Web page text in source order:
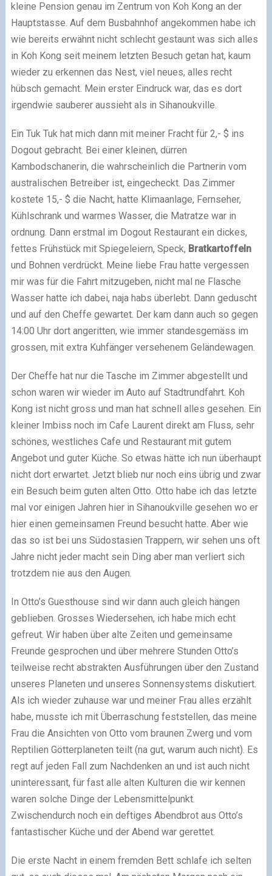
kleine Pension genau im Zentrum von Koh Kong an der
Hauptstasse. Auf dem Busbahnhof angekommen habe ich
wie bereits erwähnt nicht schlecht gestaunt was sich alles
in Koh Kong seit meinem letzten Besuch getan hat, kaum
wieder zu erkennen das Nest, viel neues, alles recht
hübsch gemacht. Mein erster Eindruck war, das es dort
irgendwie sauberer aussieht als in Sihanoukville.
Ein Tuk Tuk hat mich dann mit meiner Fracht für 2,- $ ins
Dogout gebracht. Bei einer kleinen, dürren
Kambodschanerin, die wahrscheinlich die Partnerin vom
australischen Betreiber ist, eingecheckt. Das Zimmer
kostete 15,- $ die Nacht, hatte Klimaanlage, Fernseher,
Kühlschrank und warmes Wasser, die Matratze war in
ordnung. Dann erstmal im Dogout Restaurant ein dickes,
fettes Frühstück mit Spiegeleiern, Speck, Bratkartoffeln
und Bohnen verdrückt. Meine liebe Frau hatte vergessen
mir was für die Fahrt mitzugeben, nicht mal ne Flasche
Wasser hatte ich dabei, naja habs überlebt. Dann geduscht
und auf den Cheffe gewartet. Der kam dann auch so gegen
14:00 Uhr dort angeritten, wie immer standesgemäss im
grossen, mit extra Kuhfänger versehenem Geländewagen.
Der Cheffe hat nur die Tasche im Zimmer abgestellt und
schon waren wir wieder im Auto auf Stadtrundfahrt. Koh
Kong ist nicht gross und man hat schnell alles gesehen. Ein
kleiner Imbiss noch im Cafe Laurent direkt am Fluss, sehr
schönes, westliches Cafe und Restaurant mit gutem
Angebot und guter Küche. So etwas hätte ich nun überhaupt
nicht dort erwartet. Jetzt blieb nur noch eins übrig und zwar
ein Besuch beim guten alten Otto. Otto habe ich das letzte
mal vor einigen Jahren hier in Sihanoukville gesehen wo er
hier einen gemeinsamen Freund besucht hatte. Aber wie
das so ist bei uns Südostasien Trappern, wir sehen uns oft
Jahre nicht jeder macht sein Ding aber man verliert sich
trotzdem nie aus den Augen.
In Otto’s Guesthouse sind wir dann auch gleich hängen
geblieben. Grosses Wiedersehen, ich habe mich echt
gefreut. Wir haben über alte Zeiten und gemeinsame
Freunde gesprochen und über mehrere Stunden Otto’s
teilweise recht abstrakten Ausführungen über den Zustand
unseres Planeten und unseres Sonnensystems diskutiert.
Als ich wieder zuhause war und meiner Frau alles erzählt
habe, musste ich mit Überraschung feststellen, das meine
Frau die Ansichten von Otto vom braunen Zwerg und vom
Reptilien Götterplaneten teilt (na gut, warum auch nicht). Es
regt auf jeden Fall zum Nachdenken an und ist auch nicht
uninteressant, für fast alle alten Kulturen die wir kennen
waren solche Dinge der Lebensmittelpunkt.
Zwischendurch noch ein deftiges Abendbrot aus Otto’s
fantastischer Küche und der Abend war gerettet.
Die erste Nacht in einem fremden Bett schlafe ich selten